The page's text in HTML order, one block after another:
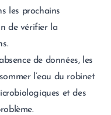
les prochains
de vérifier la
de données, les
l’eau du robinet
et des